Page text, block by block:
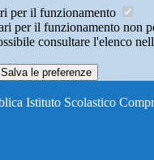
per il funzionamento
per il funzionamento non
consultare l'elenco
Salva le preferenze
Istituto Scolastico